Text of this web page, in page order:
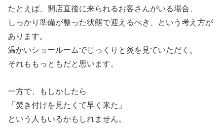
たとえば、開店直後に来られるお客さんがいる場合、
しっかり準備が整った状態で迎えるべき、という考え方が
あります。
温かいショールームでじっくりと炎を見ていただく。
それももっともだと思います。
一方で、もしかしたら
「焚き付けを見たくて早く来た」
という人もいるかもしれません。